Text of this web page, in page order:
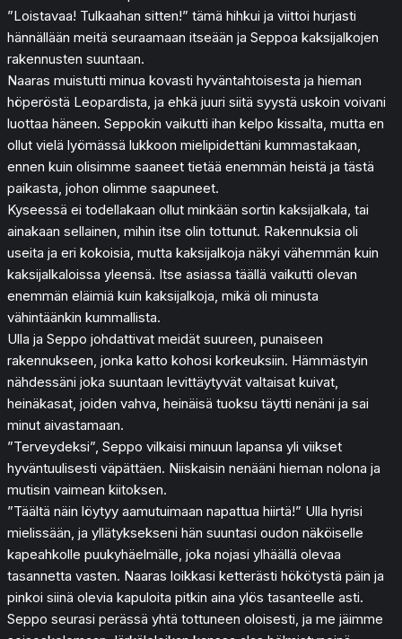
”Loistavaa! Tulkaahan sitten!” tämä hihkui ja viittoi hurjasti
hännällään meitä seuraamaan itseään ja Seppoa kaksijalkojen
rakennusten suuntaan.
Naaras muistutti minua kovasti hyväntahtoisesta ja hieman
höperöstä Leopardista, ja ehkä juuri siitä syystä uskoin voivani
luottaa häneen. Seppokin vaikutti ihan kelpo kissalta, mutta en
ollut vielä lyömässä lukkoon mielipidettäni kummastakaan,
ennen kuin olisimme saaneet tietää enemmän heistä ja tästä
paikasta, johon olimme saapuneet.
Kyseessä ei todellakaan ollut minkään sortin kaksijalkala, tai
ainakaan sellainen, mihin itse olin tottunut. Rakennuksia oli
useita ja eri kokoisia, mutta kaksijalkoja näkyi vähemmän kuin
kaksijalkaloissa yleensä. Itse asiassa täällä vaikutti olevan
enemmän eläimiä kuin kaksijalkoja, mikä oli minusta
vähintäänkin kummallista.
Ulla ja Seppo johdattivat meidät suureen, punaiseen
rakennukseen, jonka katto kohosi korkeuksiin. Hämmästyin
nähdessäni joka suuntaan levittäytyvät valtaisat kuivat,
heinäkasat, joiden vahva, heinäisä tuoksu täytti nenäni ja sai
minut aivastamaan.
”Terveydeksi”, Seppo vilkaisi minuun lapansa yli viikset
hyväntuulisesti väpättäen. Niiskaisin nenääni hieman nolona ja
mutisin vaimean kiitoksen.
”Täältä näin löytyy aamutuimaan napattua hiirtä!” Ulla hyrisi
mielissään, ja yllätyksekseni hän suuntasi oudon näköiselle
kapeahkolle puukyhäelmälle, joka nojasi ylhäällä olevaa
tasannetta vasten. Naaras loikkasi ketterästi hökötystä päin ja
pinkoi siinä olevia kapuloita pitkin aina ylös tasanteelle asti.
Seppo seurasi perässä yhtä tottuneen oloisesti, ja me jäimme